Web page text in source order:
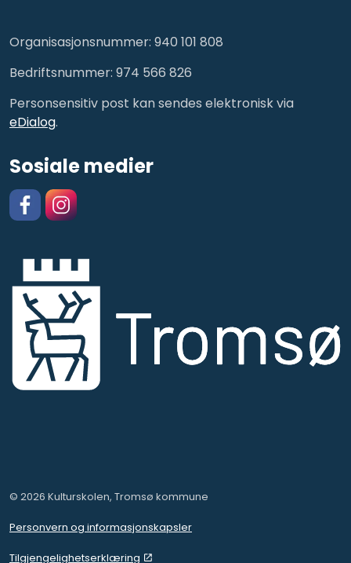
Organisasjonsnummer: 940 101 808
Bedriftsnummer: 974 566 826
Personsensitiv post kan sendes elektronisk via
eDialog.
Sosiale medier
© 2026 Kulturskolen, Tromsø kommune
Personvern og informasjonskapsler
Tilgjengelighetserklæring